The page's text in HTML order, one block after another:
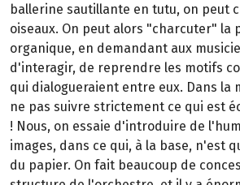
ballerine sautillante en tutu, on peut
oiseaux. On peut alors "charcuter" la
organique, en demandant aux
d'interagir, de reprendre les motifs
qui dialogueraient entre eux. Dans la
ne pas suivre strictement ce qui est
! Nous, on essaie d'introduire de
images, dans ce qui, à la base, n'est
du papier. On fait beaucoup de